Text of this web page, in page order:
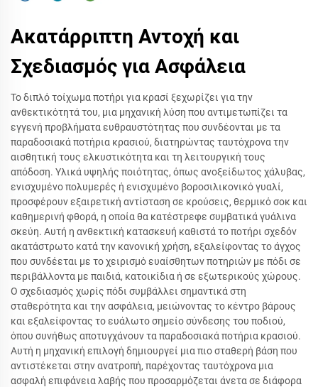
Ακατάρριπτη Αντοχή και
Σχεδιασμός για Ασφάλεια
Το διπλό τοίχωμα ποτήρι για κρασί ξεχωρίζει για την
ανθεκτικότητά του, μια μηχανική λύση που αντιμετωπίζει τα
εγγενή προβλήματα ευθραυστότητας που συνδέονται με τα
παραδοσιακά ποτήρια κρασιού, διατηρώντας ταυτόχρονα την
αισθητική τους ελκυστικότητα και τη λειτουργική τους
απόδοση. Υλικά υψηλής ποιότητας, όπως ανοξείδωτος χάλυβας,
ενισχυμένο πολυμερές ή ενισχυμένο βοροσιλικονικό γυαλί,
προσφέρουν εξαιρετική αντίσταση σε κρούσεις, θερμικό σοκ και
καθημερινή φθορά, η οποία θα κατέστρεφε συμβατικά γυάλινα
σκεύη. Αυτή η ανθεκτική κατασκευή καθιστά το ποτήρι σχεδόν
ακατάστρωτο κατά την κανονική χρήση, εξαλείφοντας το άγχος
που συνδέεται με το χειρισμό ευαίσθητων ποτηριών με πόδι σε
περιβάλλοντα με παιδιά, κατοικίδια ή σε εξωτερικούς χώρους.
Ο σχεδιασμός χωρίς πόδι συμβάλλει σημαντικά στη
σταθερότητα και την ασφάλεια, μειώνοντας το κέντρο βάρους
και εξαλείφοντας το ευάλωτο σημείο σύνδεσης του ποδιού,
όπου συνήθως αποτυγχάνουν τα παραδοσιακά ποτήρια κρασιού.
Αυτή η μηχανική επιλογή δημιουργεί μια πιο σταθερή βάση που
αντιστέκεται στην ανατροπή, παρέχοντας ταυτόχρονα μια
ασφαλή επιφάνεια λαβής που προσαρμόζεται άνετα σε διάφορα